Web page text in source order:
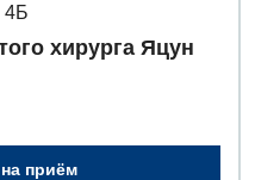
4Б
хирурга Яцун
приём